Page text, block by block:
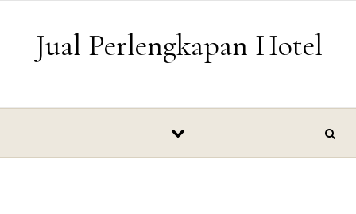
Jual Perlengkapan Hotel